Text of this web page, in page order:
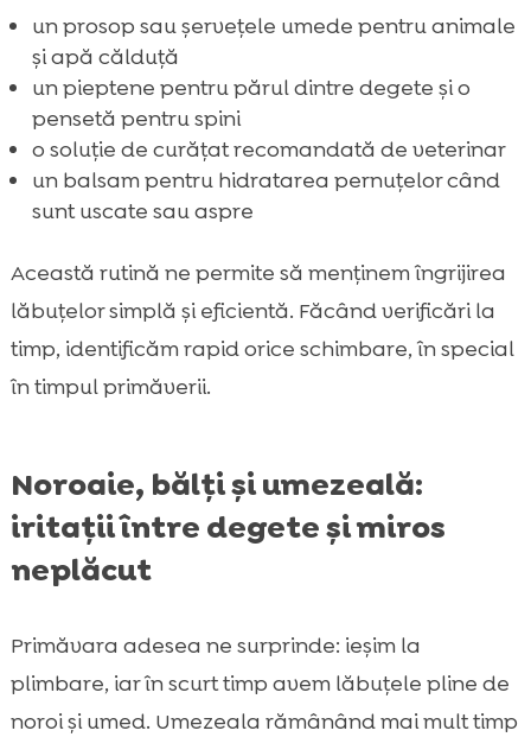
un prosop sau șervețele umede pentru animale
și apă călduță
un pieptene pentru părul dintre degete și o
pensetă pentru spini
o soluție de curățat recomandată de veterinar
un balsam pentru hidratarea pernuțelor când
sunt uscate sau aspre
Această rutină ne permite să menținem îngrijirea
lăbuțelor simplă și eficientă. Făcând verificări la
timp, identificăm rapid orice schimbare, în special
în timpul primăverii.
Noroaie, bălți și umezeală:
iritații între degete și miros
neplăcut
Primăvara adesea ne surprinde: ieșim la
plimbare, iar în scurt timp avem lăbuțele pline de
noroi și umed. Umezeala rămânând mai mult timp